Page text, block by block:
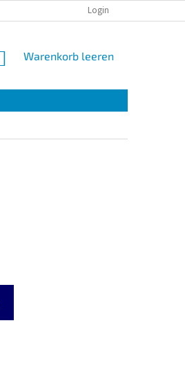
Login
WARENKORB
Warenkorb leeren